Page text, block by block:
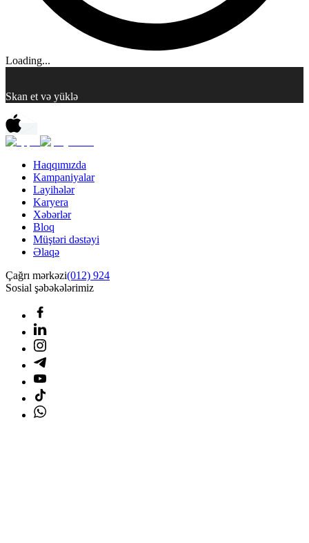
Loading...
Skan et və yüklə
Haqqımızda
Kampaniyalar
Layihələr
Karyera
Xəbərlər
Bloq
Müştəri dəstəyi
Əlaqə
Çağrı mərkəzi(012) 924
Sosial şəbəkələrimiz